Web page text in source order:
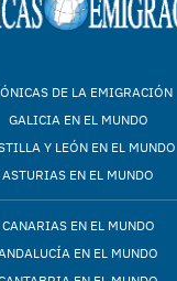
DE LA EMIGRACIÓN
GALICIA EN EL MUNDO
Y LEÓN EN EL MUNDO
ASTURIAS EN EL MUNDO
CANARIAS EN EL MUNDO
EN EL MUNDO